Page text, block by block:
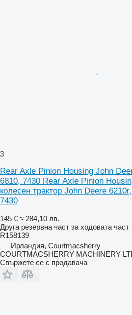
3
Rear Axle Pinion Housing John
6810, 7430 Rear Axle Pinion
колесен трактор John Deere
7430
145 € ≈ 284,10 лв.
Друга резервна част за ходовата част
R158139
Ирландия, Courtmacsherry
COURTMACSHERRY MACHINERY
Свържете се с продавача